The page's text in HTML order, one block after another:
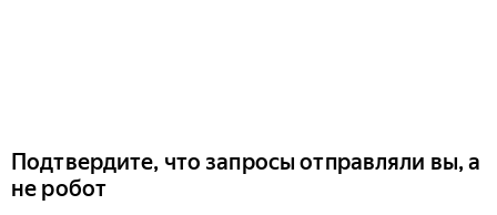
Подтвердите, что запросы отправляли вы, а
не робот